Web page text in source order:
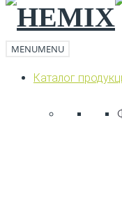
MENUMENU
Каталог